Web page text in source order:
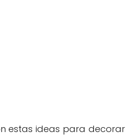
estas ideas para decorar